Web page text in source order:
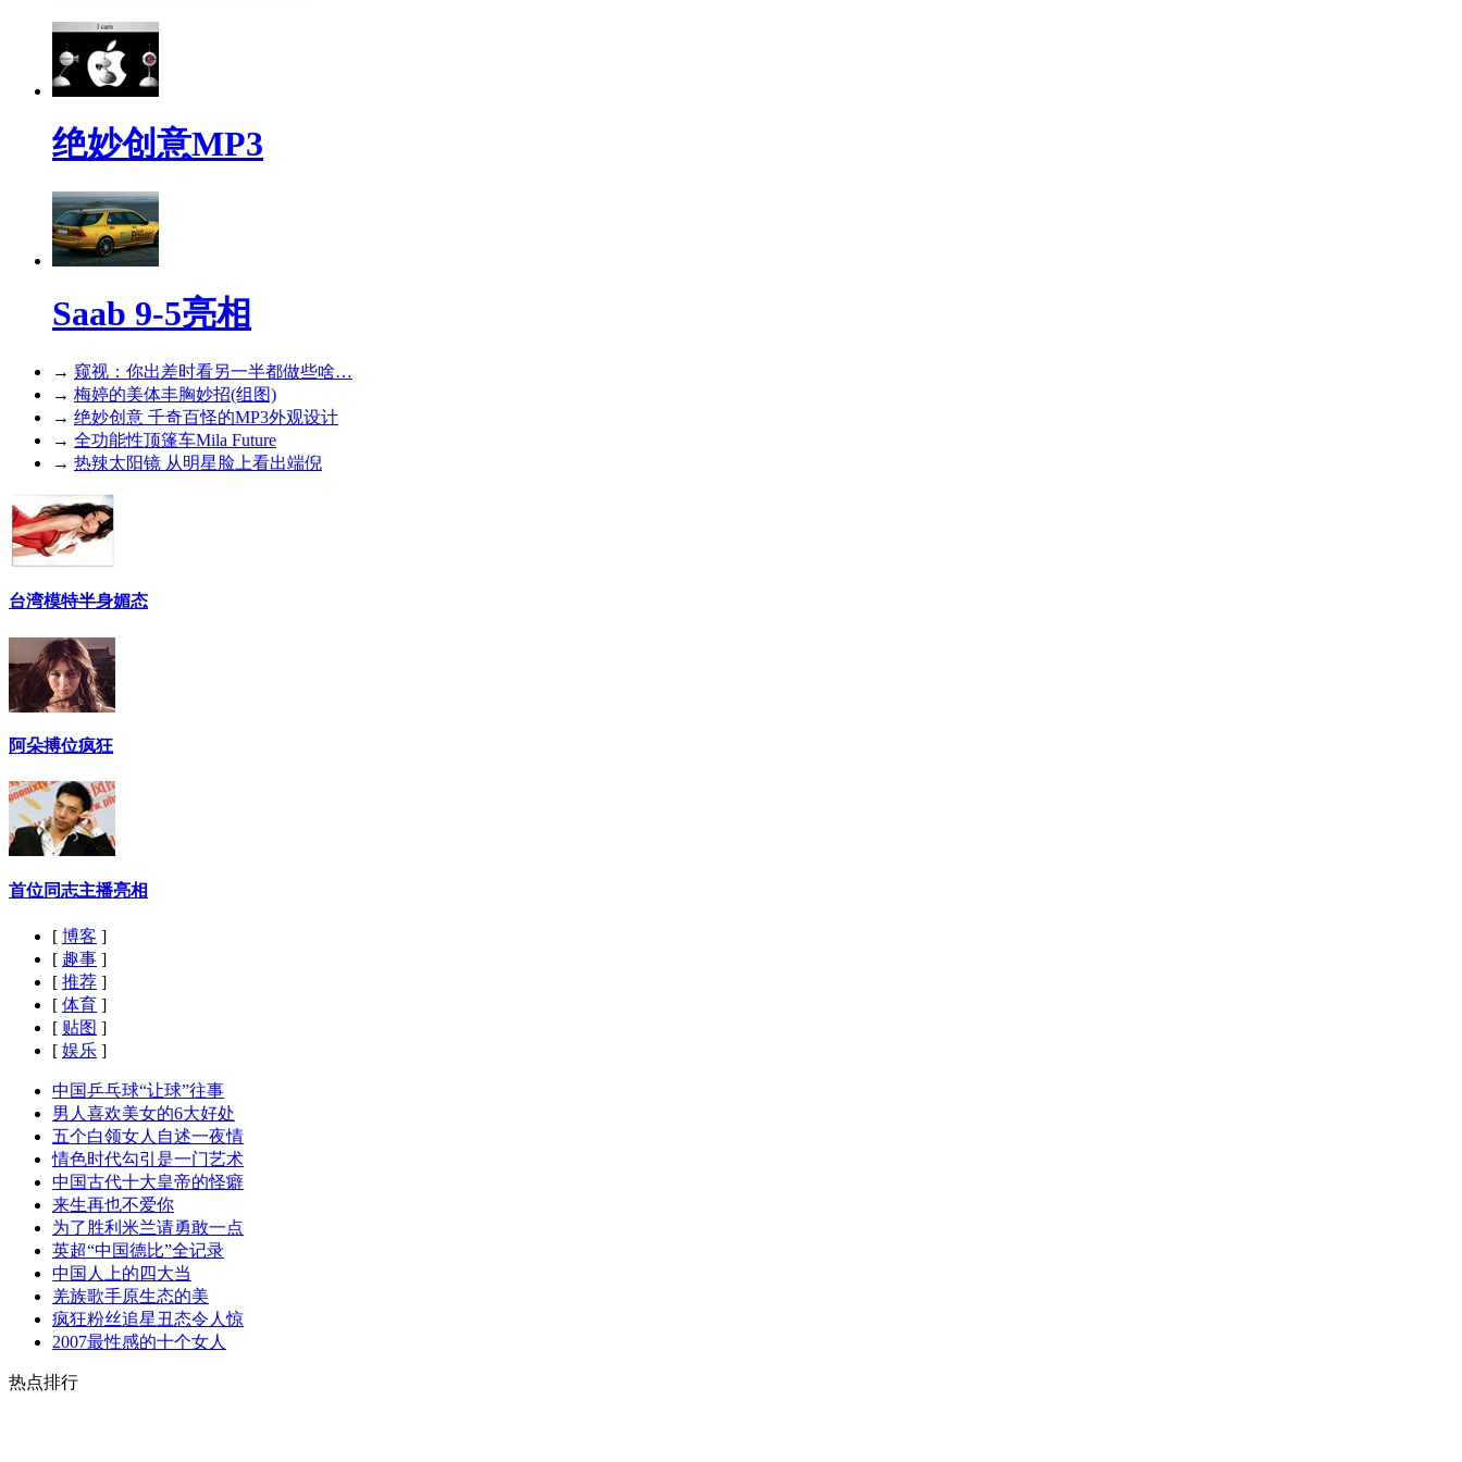
绝妙创意MP3
Saab 9-5亮相
→ 窥视：你出差时看另一半都做些啥…
→ 梅婷的美体丰胸妙招(组图)
→ 绝妙创意 千奇百怪的MP3外观设计
→ 全功能性顶篷车Mila Future
→ 热辣太阳镜 从明星脸上看出端倪
台湾模特半身媚态
阿朵搏位疯狂
首位同志主播亮相
[ 博客 ]
[ 趣事 ]
[ 推荐 ]
[ 体育 ]
[ 贴图 ]
[ 娱乐 ]
中国乒乓球“让球”往事
男人喜欢美女的6大好处
五个白领女人自述一夜情
情色时代勾引是一门艺术
中国古代十大皇帝的怪癖
来生再也不爱你
为了胜利米兰请勇敢一点
英超“中国德比”全记录
中国人上的四大当
羌族歌手原生态的美
疯狂粉丝追星丑态令人惊
2007最性感的十个女人
热点排行